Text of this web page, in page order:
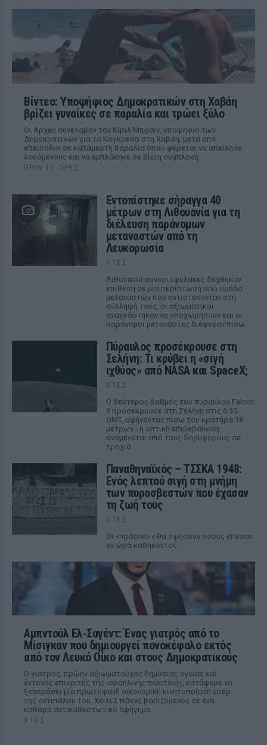
Βίντεο: Υποψήφιος Δημοκρατικών στη Χαβάη
βρίζει γυναίκες σε παραλία και τρώει ξύλο
Οι Αρχές συνέλαβαν τον Κίριλ Μπάσιν, υποψήφιο των
Δημοκρατικών για το Κογκρέσο στη Χαβάη, μετά από
επεισόδιο σε κατάμεστη παραλία όπου φέρεται να απείλησε
λουόμενους και να εμπλάκηκε σε βίαιη συμπλοκή
ΠΡΙΝ 11 ΏΡΕΣ
Εντοπίστηκε σήραγγα 40
μέτρων στη Λιθουανία για τη
διέλευση παράνομων
μεταναστών από τη
Λευκορωσία
ΧΤΕΣ
Λιθουανοί συνοριοφύλακες δέχθηκαν
επίθεση σε μία περίπτωση από ομάδα
μεταναστών που αντιστέκονταν στη
σύλληψή τους, οι αξιωματικοί
αναγκάστηκαν να υποχωρήσουν και οι
παράνομοι μετανάστες διέφυγαν πίσω
Πύραυλος προσέκρουσε στη
Σελήνη: Τι κρύβει η «σιγή
ιχθύος» από NASA και SpaceX;
ΧΤΕΣ
Ο δεύτερος βαθμός του πυραύλου Falcon
9 προσέκρουσε στη Σελήνη στις 6:35
GMT, αφήνοντας πίσω του κρατήρα 18
μέτρων - η οπτική επιβεβαίωση
αναμένεται από τους δορυφόρους σε
τροχιά
Παναθηναϊκός – ΤΣΣΚΑ 1948:
Ενός λεπτού σιγή στη μνήμη
των πυροσβεστών που έχασαν
τη ζωή τους
ΧΤΕΣ
Οι «πράσινοι« θα τιμήσουν όσους έπεσαν
εν ώρα καθήκοντος
Αμπντούλ Ελ‑Σαγέντ: Ένας γιατρός από το
Μίσιγκαν που δημιουργεί πονοκέφαλο εκτός
από τον Λευκό Οίκο και στους Δημοκρατικούς
Ο γιατρός, πρώην αξιωματούχος δημόσιας υγείας και
έντονος επικριτής της ισραηλινής πολιτικής, κατάφερε να
ξεπεράσει μία πρωτοφανή οικονομική κινητοποίηση υπέρ
της αντιπάλου του, Χέιλι Στίβενς βασιζόμενος σε ένα
καθαρά αντικαθεστωτικό αφήγημα
ΧΤΕΣ